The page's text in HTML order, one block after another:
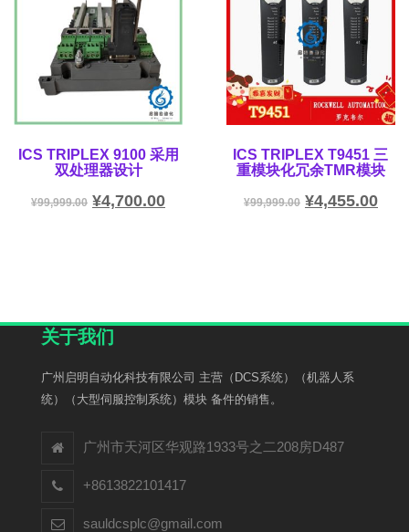
ICS TRIPLEX 9100 采用
双处理器设计
¥99,999.00 ¥4,700.00
ICS TRIPLEX T9451 三
重模块化冗余TMR模块
¥99,999.00 ¥4,455.00
关于我们
广州启明自动化科技有限公司 主营（DCS系统）（机器人系
统）（大型伺服控制系统）模块 备件的销售。
广州市天河区华观路1933号之二208房D487
+8613822101417
sauldcsplc@gmail.com